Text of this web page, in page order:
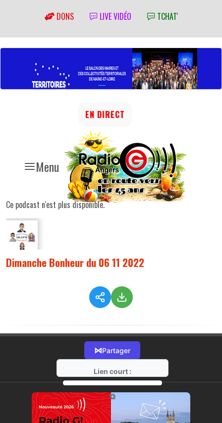
DONS LIVE VIDÉO TCHAT'
Menu
EN DIRECT
Ce podcast n'est plus disponible.
Dimanche Bonheur du 06 11 2022
⋈Partager
Lien court :
https://radio-g.fr?10029
⧉